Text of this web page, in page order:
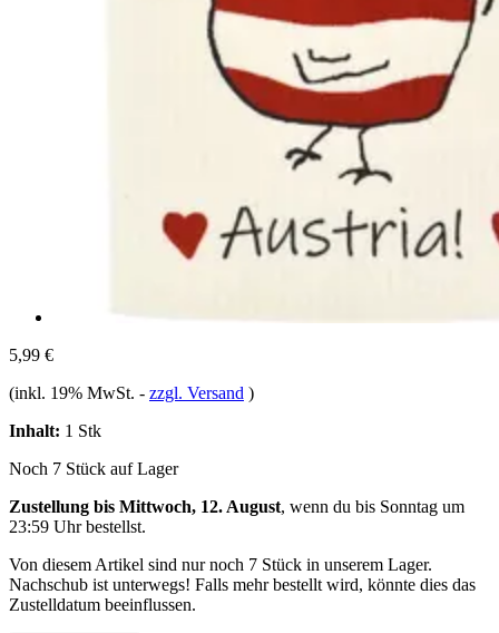
5,99 €
(inkl. 19% MwSt. - zzgl. Versand )
Inhalt: 1 Stk
Noch 7 Stück auf Lager
Zustellung bis Mittwoch, 12. August, wenn du bis Sonntag um
23:59 Uhrbestellst.
Von diesem Artikel sind nur noch 7 Stück in unserem Lager.
Nachschub ist unterwegs! Falls mehr bestellt wird, könnte dies das
Zustelldatum beeinflussen.